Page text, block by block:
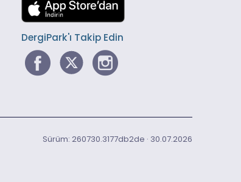
DergiPark'ı Takip Edin
Sürüm: 260730.3177db2de · 30.07.2026